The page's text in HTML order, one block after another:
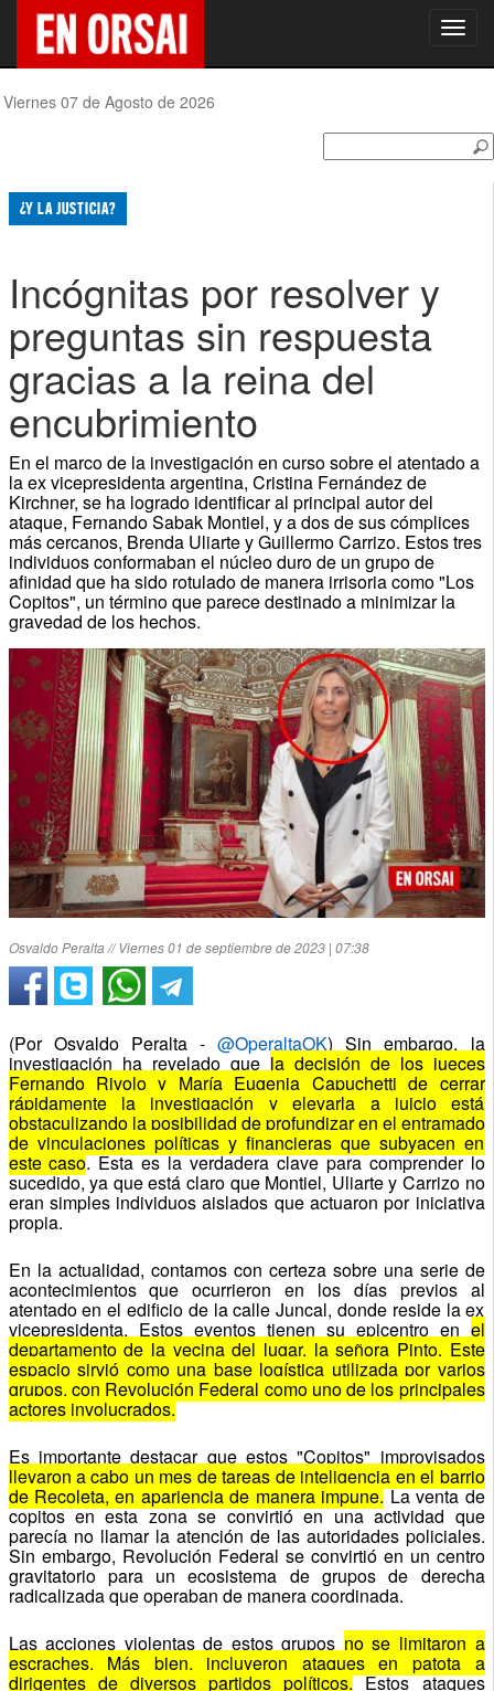
Viernes 07 de Agosto de 2026
¿Y LA JUSTICIA?
Incógnitas por resolver y
preguntas sin respuesta
gracias a la reina del
encubrimiento
En el marco de la investigación en curso sobre el atentado a
la ex vicepresidenta argentina, Cristina Fernández de
Kirchner, se ha logrado identificar al principal autor del
ataque, Fernando Sabak Montiel, y a dos de sus cómplices
más cercanos, Brenda Uliarte y Guillermo Carrizo. Estos tres
individuos conformaban el núcleo duro de un grupo de
afinidad que ha sido rotulado de manera irrisoria como "Los
Copitos", un término que parece destinado a minimizar la
gravedad de los hechos.
Osvaldo Peralta // Viernes 01 de septiembre de 2023 | 07:38
(Por Osvaldo Peralta -@OperaltaOK) Sin embargo, la
investigación ha revelado que la decisión de los jueces
Fernando Rivolo y María Eugenia Capuchetti de cerrar
rápidamente la investigación y elevarla a juicio está
obstaculizando la posibilidad de profundizar en el entramado
de vinculaciones políticas y financieras que subyacen en
este caso. Esta es la verdadera clave para comprender lo
sucedido, ya que está claro que Montiel, Uliarte y Carrizo no
eran simples individuos aislados que actuaron por iniciativa
propia.
En la actualidad, contamos con certeza sobre una serie de
acontecimientos que ocurrieron en los días previos al
atentado en el edificio de la calle Juncal, donde reside la ex
vicepresidenta. Estos eventos tienen su epicentro en el
departamento de la vecina del lugar, la señora Pinto. Este
espacio sirvió como una base logística utilizada por varios
grupos, con Revolución Federal como uno de los principales
actores involucrados.
Es importante destacar que estos "Copitos" improvisados
llevaron a cabo un mes de tareas de inteligencia en el barrio
de Recoleta, en apariencia de manera impune.La venta de
copitos en esta zona se convirtió en una actividad que
parecía no llamar la atención de las autoridades policiales.
Sin embargo, Revolución Federal se convirtió en un centro
gravitatorio para un ecosistema de grupos de derecha
radicalizada que operaban de manera coordinada.
Las acciones violentas de estos grupos no se limitaron a
escraches. Más bien, incluyeron ataques en patota a
dirigentes de diversos partidos políticos.Estos ataques